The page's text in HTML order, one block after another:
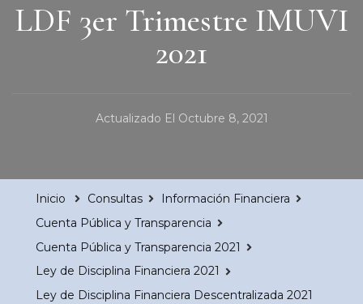
LDF 3er Trimestre IMUVI
2021
Actualizado El Octubre 8, 2021
Inicio Consultas
Información Financiera
Cuenta Pública y Transparencia
Cuenta Pública y Transparencia 2021
Ley de Disciplina Financiera 2021
Ley de Disciplina Financiera Descentralizada 2021